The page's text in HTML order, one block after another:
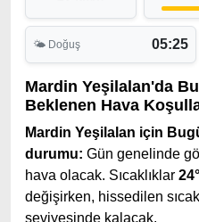
🌤 Doğuş 05:25
Mardin Yeşilalan'da
Beklenen Hava
Mardin Yeşilalan için
durumu: Gün genelinde
hava olacak. Sıcaklıklar
değişirken, hissedilen
seviyesinde kalacak.